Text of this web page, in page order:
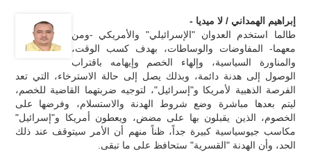
إبراهيم الهمداني / لا ميديا -
طالما استخدم العدوان "الإسرائيلي" والأمريكي -ومن
معهما- المفاوضات والوساطات، بهدف كسب الوقت،
والمناورة السياسية، وإلهاء الخصم وإيهامه باقتراب
الوصول إلى هدنة دائمة، وبذلك يصل إلى حالة الاسترخاء، التي تعد
الفرصة الذهبية لأمريكا و"إسرائيل"، لتوجيه ضربتهما القاضية للخصم،
ليتم بعدها مباشرة وضع شروط الهدنة والاستسلام، وفرضها على
الخصوم، الذين يقبلون بها على مضض، ويعطون أمريكا و"إسرائيل"
مكاسب جيوسياسية كبيرة جداً، ظناً منهم أن الأمر سيتوقف عند ذلك
الحد، وأن الهدنة "القسرية" ستحافظ على ما تبقى.